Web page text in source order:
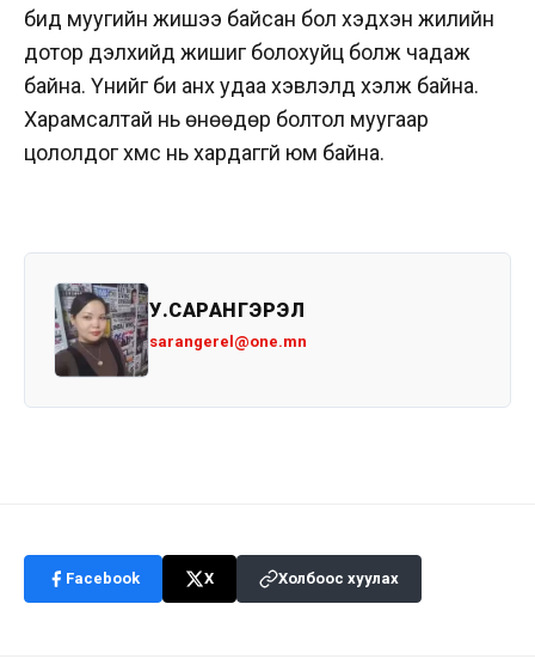
бид муугийн жишээ байсан бол хэдхэн жилийн
дотор дэлхийд жишиг болохуйц болж чадаж
байна. Үүнийг би анх удаа хэвлэлд хэлж байна.
Харамсалтай нь өнөөдөр болтол муугаар
цололдог хүмүүс нь хардаггүй юм байна.
У.САРАНГЭРЭЛ
sarangerel@one.mn
Facebook X Холбоос хуулах